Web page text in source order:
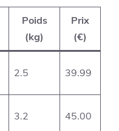
Poids
(kg)
Prix
(€)
2.5 39.99
3.2 45.00